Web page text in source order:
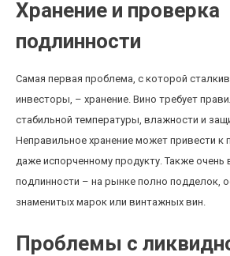
Хранение и проверка
подлинности
Самая первая проблема, с которой
инвесторы, – хранение. Вино требует
стабильной температуры, влажности и
Неправильное хранение может привести к
даже испорченному продукту. Также очень
подлинности – на рынке полно подделок,
знаменитых марок или винтажных вин.
Проблемы с